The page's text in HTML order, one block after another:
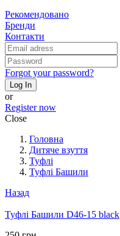
Рекомендовано
Бренди
Контакти
Forgot your password?
Log In
or
Register now
Close
Головна
Дитяче взуття
Туфлі
Туфлі Башили
Назад
Туфлі Башили D46-15 black